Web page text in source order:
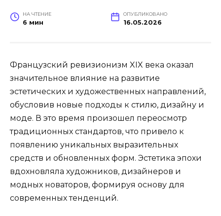
НА ЧТЕНИЕ
6 мин
ОПУБЛИКОВАНО
16.05.2026
Французский ревизионизм XIX века оказал
значительное влияние на развитие
эстетических и художественных направлений,
обусловив новые подходы к стилю, дизайну и
моде. В это время произошел переосмотр
традиционных стандартов, что привело к
появлению уникальных выразительных
средств и обновленных форм. Эстетика эпохи
вдохновляла художников, дизайнеров и
модных новаторов, формируя основу для
современных тенденций.